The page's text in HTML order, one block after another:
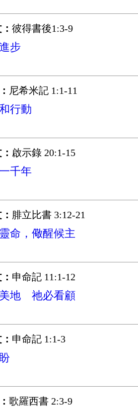
彼得書後1:3-9
步
尼希米記 1:1-11
行動
啟示錄 20:1-15
千年
腓立比書 3:12-21
命，儆醒候主
申命記 11:1-12
地 祂必看顧
申命記 1:1-3
歌羅西書 2:3-9